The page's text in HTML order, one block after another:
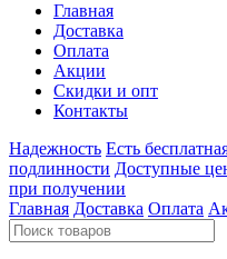
Главная
Доставка
Оплата
Акции
Скидки и опт
Контакты
Надежность Есть
подлинности Доступные
при получении
Главная Доставка Оплата